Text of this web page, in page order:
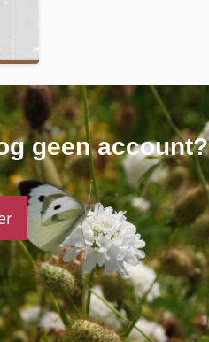
geen account?